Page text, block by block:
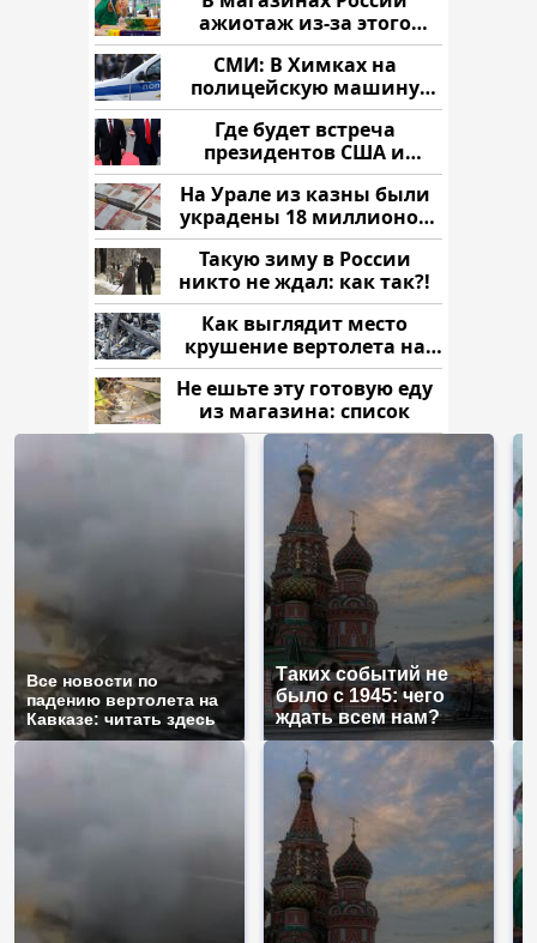
ажиотаж из-за этого
продукта: что купить?
СМИ: В Химках на
полицейскую машину
напали и подожгли.
Где будет встреча
президентов США и
России: Европа?
На Урале из казны были
украдены 18 миллионов
рублей
Такую зиму в России
никто не ждал: как так?!
Как выглядит место
крушение вертолета на
Кавказе: смотреть
Не ешьте эту готовую еду
из магазина: список
Все новости по
падению вертолета на
Кавказе: читать здесь
Таких событий не
было с 1945: чего
ждать всем нам?